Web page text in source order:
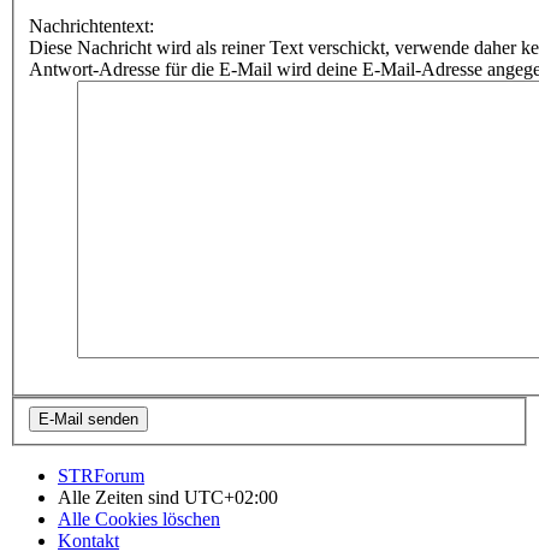
Nachrichtentext:
Diese Nachricht wird als reiner Text verschickt, verwende daher
Antwort-Adresse für die E-Mail wird deine E-Mail-Adresse
STRForum
Alle Zeiten sind UTC+02:00
Alle Cookies löschen
Kontakt